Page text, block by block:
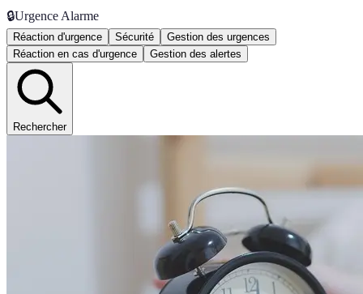
🔒Urgence Alarme
Réaction d'urgence Sécurité
Gestion des urgences
Réaction en cas d'urgence
Gestion des alertes
Rechercher